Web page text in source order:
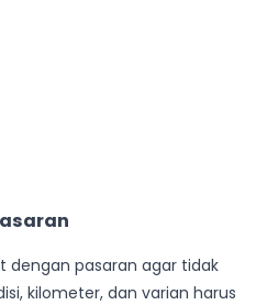
dengan pasaran agar tidak
kilometer, dan varian harus